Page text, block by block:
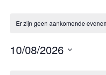
Er zijn geen aankomende
10/08/2026